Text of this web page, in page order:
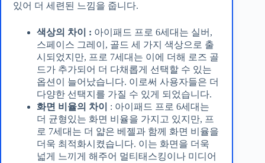
있어 더 세련된 느낌을 줍니다.
색상의 차이 : 아이패드 프로 6세대는 실버,
스페이스 그레이, 골드 세 가지 색상으로 출
시되었지만, 프로 7세대는 이에 더해 로즈 골
드가 추가되어 더 다채롭게 선택할 수 있는
옵션이 늘어났습니다. 이로써 사용자들은 더
다양한 선택지를 가질 수 있게 되었습니다.
화면 비율의 차이
: 아이패드 프로 6세대는
더 균형있는 화면 비율을 가지고 있지만, 프
로 7세대는 더 얇은 베젤과 함께 화면 비율을
더욱 최적화시켰습니다. 이는 화면을 더욱
넓게 느끼게 해주어 멀티태스킹이나 미디어